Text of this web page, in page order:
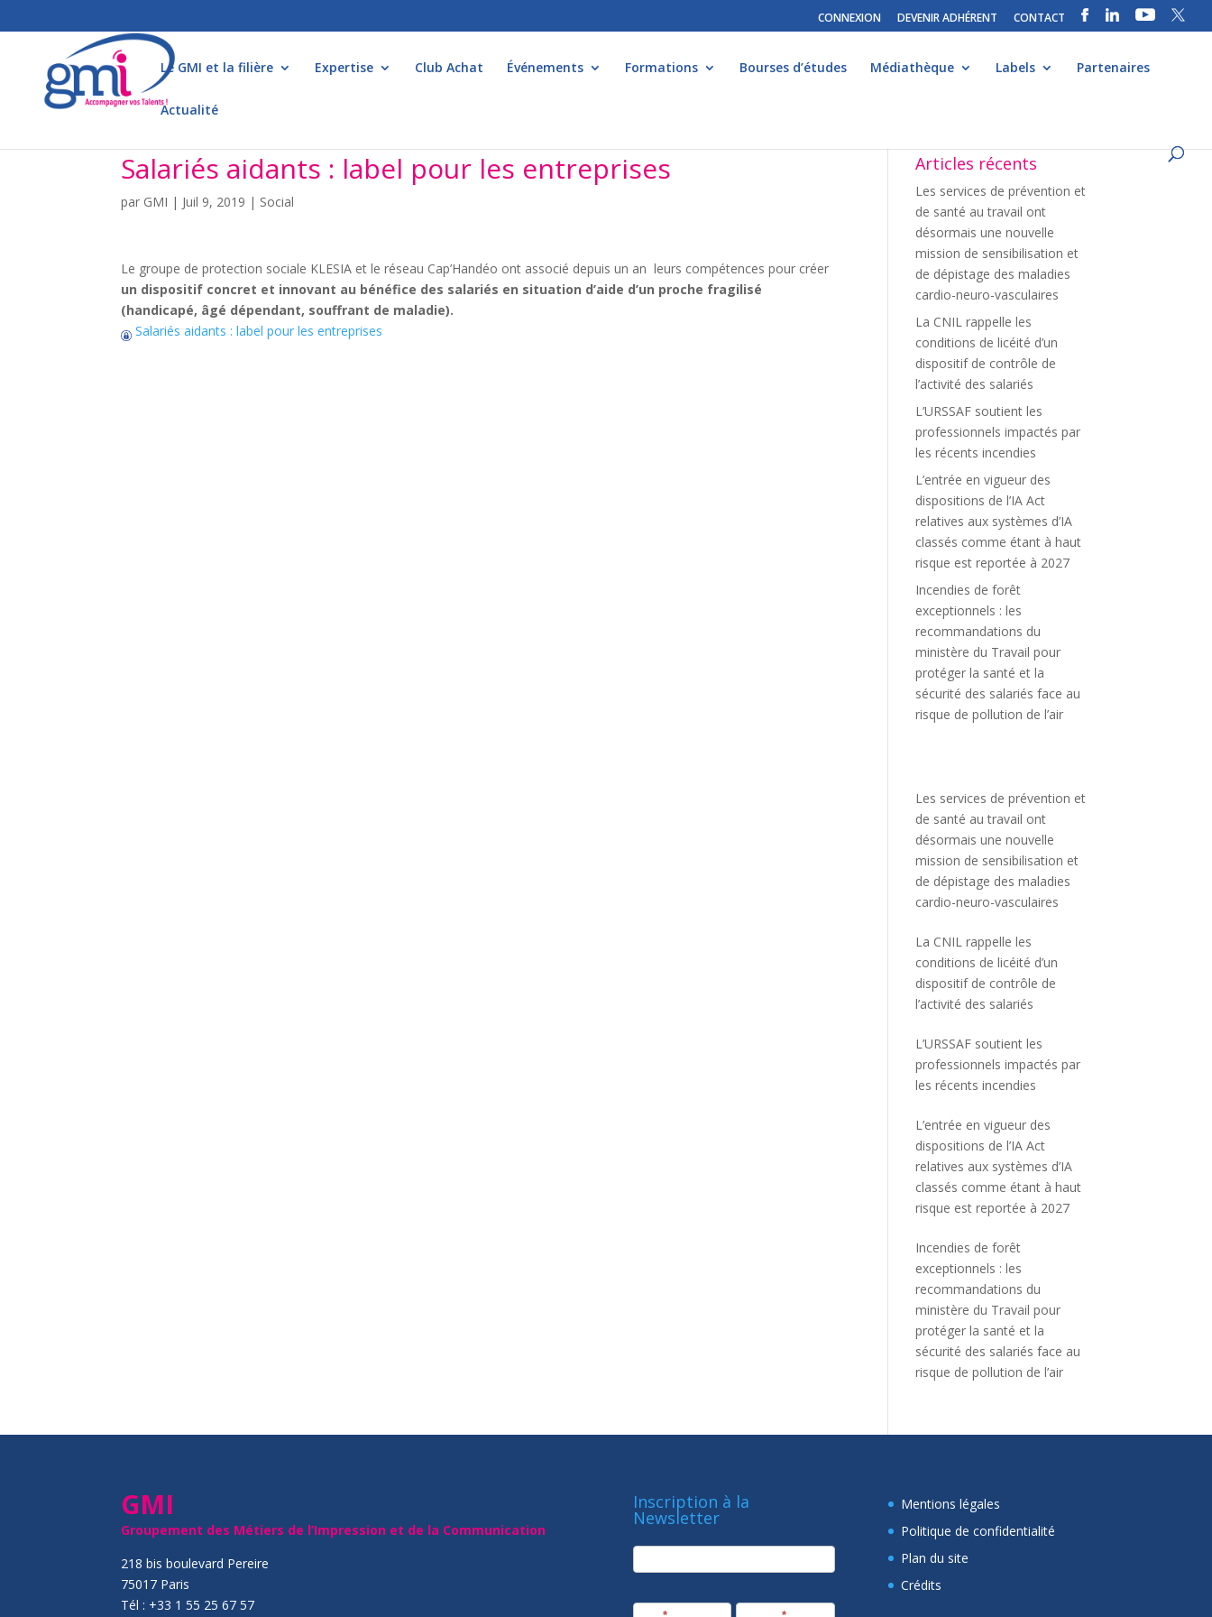
CONNEXION DEVENIR ADHÉRENT CONTACT
Le GMI et la filière Expertise Club Achat Événements Formations Bourses d’études Médiathèque Labels Partenaires
Actualité
Salariés aidants : label pour les entreprises
par GMI | Juil 9, 2019 | Social
Le groupe de protection sociale KLESIA et le réseau Cap’Handéo ont associé depuis un an leurs compétences pour créer
un dispositif concret et innovant au bénéfice des salariés en situation d’aide d’un proche fragilisé
(handicapé, âgé dépendant, souffrant de maladie).
Salariés aidants : label pour les entreprises
Articles récents
Les services de prévention et
de santé au travail ont
désormais une nouvelle
mission de sensibilisation et
de dépistage des maladies
cardio-neuro-vasculaires
La CNIL rappelle les
conditions de licéité d’un
dispositif de contrôle de
l’activité des salariés
L’URSSAF soutient les
professionnels impactés par
les récents incendies
L’entrée en vigueur des
dispositions de l’IA Act
relatives aux systèmes d’IA
classés comme étant à haut
risque est reportée à 2027
Incendies de forêt
exceptionnels : les
recommandations du
ministère du Travail pour
protéger la santé et la
sécurité des salariés face au
risque de pollution de l’air
Les services de prévention et
de santé au travail ont
désormais une nouvelle
mission de sensibilisation et
de dépistage des maladies
cardio-neuro-vasculaires
La CNIL rappelle les
conditions de licéité d’un
dispositif de contrôle de
l’activité des salariés
L’URSSAF soutient les
professionnels impactés par
les récents incendies
L’entrée en vigueur des
dispositions de l’IA Act
relatives aux systèmes d’IA
classés comme étant à haut
risque est reportée à 2027
Incendies de forêt
exceptionnels : les
recommandations du
ministère du Travail pour
protéger la santé et la
sécurité des salariés face au
risque de pollution de l’air
GMI
Groupement des Métiers de l’Impression et de la Communication
218 bis boulevard Pereire
75017 Paris
Tél : +33 1 55 25 67 57
Inscription à la
Newsletter
newsletter
Mentions légales
Politique de confidentialité
Plan du site
Crédits